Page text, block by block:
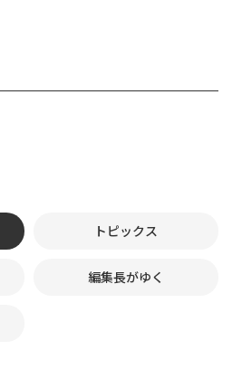
トピックス
編集長がゆく